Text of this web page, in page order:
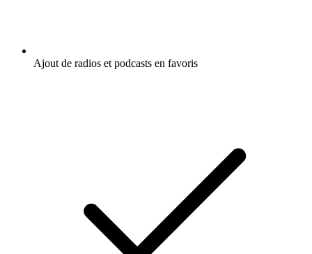
Ajout de radios et podcasts en favoris